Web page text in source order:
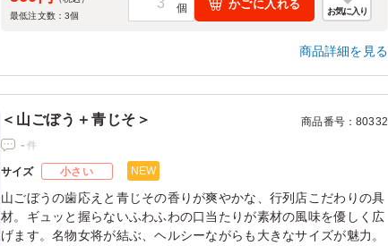
最低注文数：3個
かごに入れる
お気に入り
商品詳細を見る
＜山ごぼう＋青じそ＞ 商品番号：80332
- 件
サイズ 小さい NEW
山ごぼうの歯応えと青じその香りが爽やかな、行列店こだわりの具
材。ギュッと握らないふわふわの口当たりが素材の風味を優しく広
げます。名物女将が結ぶ、ヘルシーながらも大きなサイズが魅力。